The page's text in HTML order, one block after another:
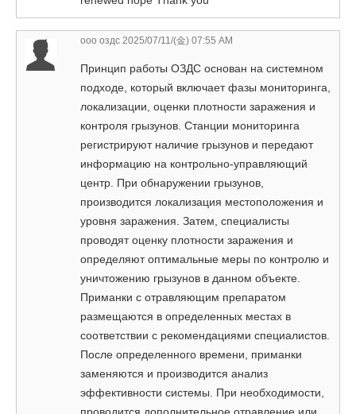
ооо оздс 2025/07/11/(金) 07:55 AM
Принцип работы ОЗДС основан на системном
подходе, который включает фазы мониторинга,
локализации, оценки плотности заражения и
контроля грызунов. Станции мониторинга
регистрируют наличие грызунов и передают
информацию на контрольно-управляющий
центр. При обнаружении грызунов,
производится локализация местоположения и
уровня заражения. Затем, специалисты
проводят оценку плотности заражения и
определяют оптимальные меры по контролю и
уничтожению грызунов в данном объекте.
Приманки с отравляющим препаратом
размещаются в определенных местах в
соответствии с рекомендациями специалистов.
После определенного времени, приманки
заменяются и производится анализ
эффективности системы. При необходимости,